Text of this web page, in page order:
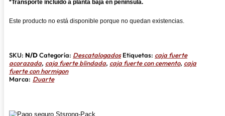
*Transporte incluido a planta baja en península.
Este producto no está disponible porque no quedan existencias.
SKU: N/DCategoría: Descatalogados Etiquetas: caja fuerte
acorazada, caja fuerte blindada, caja fuerte con cemento, caja
fuerte con hormigon
Marca: Duarte